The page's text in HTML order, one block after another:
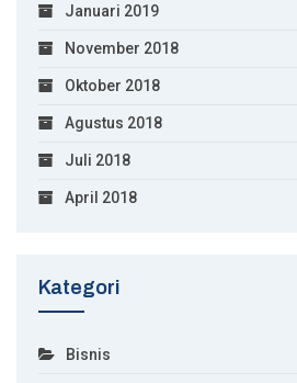
Januari 2019
November 2018
Oktober 2018
Agustus 2018
Juli 2018
April 2018
Kategori
Bisnis